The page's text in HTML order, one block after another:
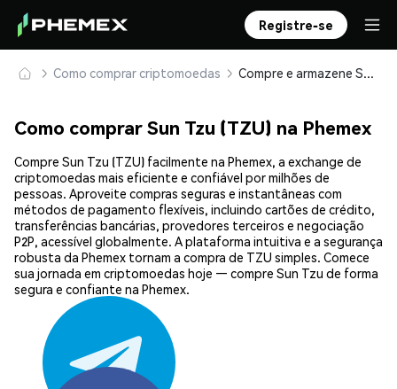
Registre-se
Como comprar criptomoedas Compre e armazene Sun Tzu (TZU) com segurança
Como comprar Sun Tzu (TZU) na Phemex
Compre Sun Tzu (TZU) facilmente na Phemex, a exchange de
criptomoedas mais eficiente e confiável por milhões de
pessoas. Aproveite compras seguras e instantâneas com
métodos de pagamento flexíveis, incluindo cartões de crédito,
transferências bancárias, provedores terceiros e negociação
P2P, acessível globalmente. A plataforma intuitiva e a segurança
robusta da Phemex tornam a compra de TZU simples. Comece
sua jornada em criptomoedas hoje — compre Sun Tzu de forma
segura e confiante na Phemex.